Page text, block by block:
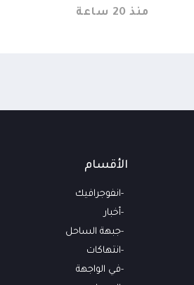
منذ 20 ساعة
الأقسام
انفوجرافيك
أخبار
جبهة الساحل
انتهاكات
في الواجهة